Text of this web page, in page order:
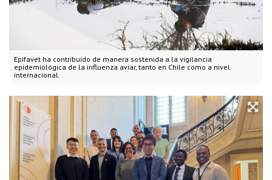
Epifavet ha contribuido de manera sostenida a la vigilancia
epidemiológica de la influenza aviar, tanto en Chile como a nivel
internacional.